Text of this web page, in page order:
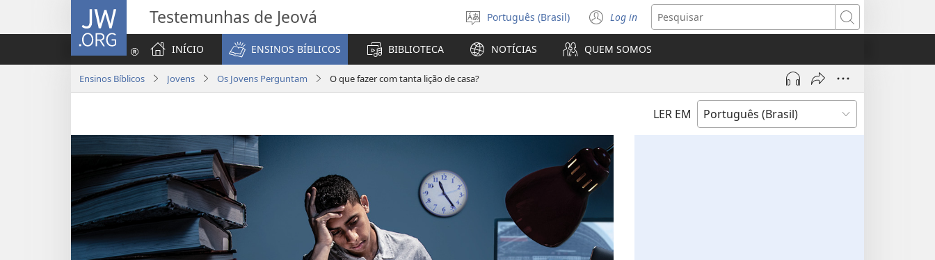
JW.ORG Testemunhas de Jeová
Selecione
o
idioma
Português (Brasil) Log in
(abre
nova
janela)
Pesquisar
INÍCIO
ENSINOS BÍBLICOS BIBLIOTECA NOTÍCIAS QUEM SOMOS
Ensinos Bíblicos Jovens Os Jovens Perguntam O que fazer com tanta lição de casa?
LER EM